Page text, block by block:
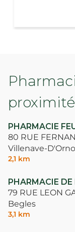
proximité
PHARMACIE
80 RUE
Villenave-
2,1 km
PHARMACIE
79 RUE LEON
Begles
3,1 km